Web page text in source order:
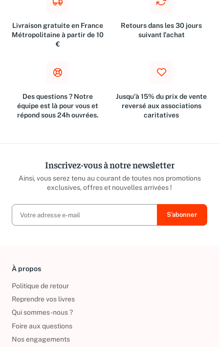
Livraison gratuite en France
Métropolitaine à partir de 10
€
Retours dans les 30 jours
suivant l'achat
Des questions ? Notre
équipe est là pour vous et
répond sous 24h ouvrées.
Jusqu'à 15% du prix de vente
reversé aux associations
caritatives
Inscrivez-vous à notre newsletter
Ainsi, vous serez tenu au courant de toutes nos promotions
exclusives, offres et nouvelles arrivées !
À propos
Politique de retour
Reprendre vos livres
Qui sommes-nous ?
Foire aux questions
Nos engagements